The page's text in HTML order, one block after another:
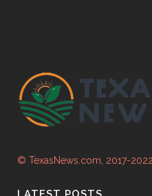
© TexasNews.com, 2017-2022